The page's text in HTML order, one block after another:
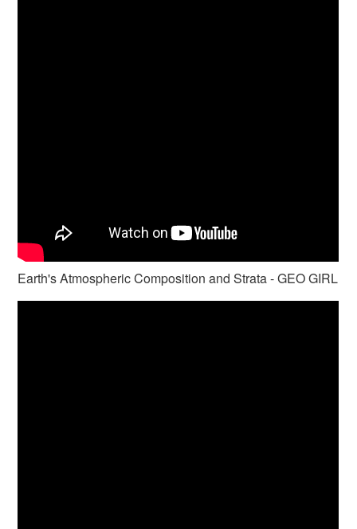
Earth's Atmospheric Composition and Strata - GEO GIRL